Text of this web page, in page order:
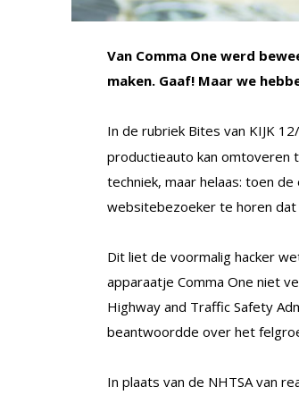
Van Comma One werd
maken. Gaaf! Maar we
In de rubriek Bites van KIJK
productieauto kan omtoveren
techniek, maar helaas: toen
websitebezoeker te horen
Dit liet de voormalig hacker
apparaatje Comma One niet
Highway and Traffic Safety
beantwoordde over het
In plaats van de NHTSA van